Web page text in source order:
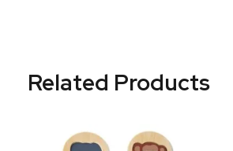
Related Products